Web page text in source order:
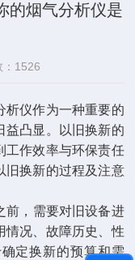
的烟气分析仪是
：1526
仪作为一种重要的
益凸显。以旧换新的
工作效率与环保责任
旧换新的过程及注意
，需要对旧设备进
情况、故障历史、性
定换新的预算和需